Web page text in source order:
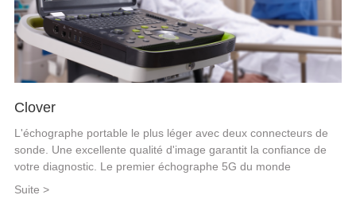
Clover
L'échographe portable le plus léger avec deux connecteurs de
sonde. Une excellente qualité d'image garantit la confiance de
votre diagnostic. Le premier échographe 5G du monde
Suite >